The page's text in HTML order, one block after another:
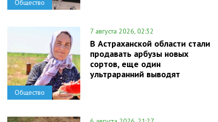
Общество
Общество
7 августа 2026, 02:32
В Астраханской области стали
продавать арбузы новых
сортов, еще один
ультраранний выводят